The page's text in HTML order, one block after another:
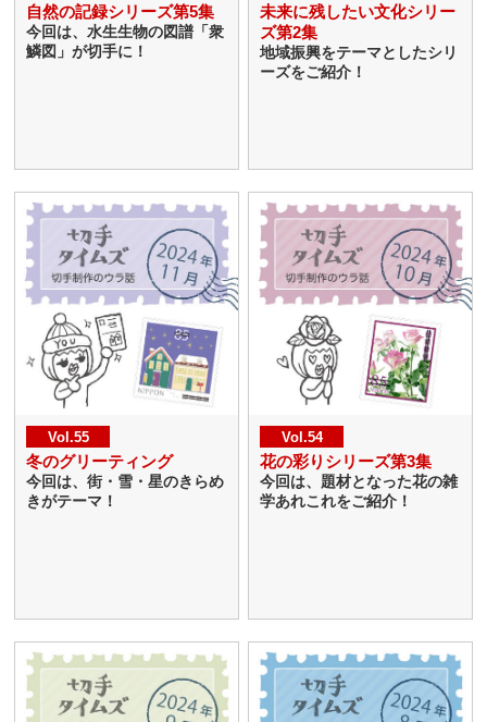
自然の記録シリーズ第5集
今回は、水生生物の図譜「衆
鱗図」が切手に！
未来に残したい文化シリー
ズ第2集
地域振興をテーマとしたシリ
ーズをご紹介！
Vol.55
冬のグリーティング
今回は、街・雪・星のきらめ
きがテーマ！
Vol.54
花の彩りシリーズ第3集
今回は、題材となった花の雑
学あれこれをご紹介！